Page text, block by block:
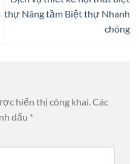
thự Nâng tầm Biệt thự Nhanh
chóng
hiển thị công khai.Các
dấu *